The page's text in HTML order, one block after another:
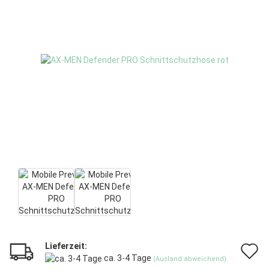
Lieferzeit:
ca. 3-4 Tage (Ausland abweichend)